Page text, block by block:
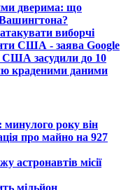
дверима: що
виборчі
США - заява Google
США засудили до 10
краденими даними
минулого року він
про майно на 927
астронавтів місії